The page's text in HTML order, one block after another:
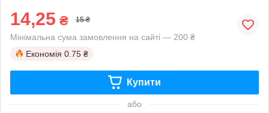
14,25 ₴ 15 ₴
Мінімальна сума замовлення на сайті — 200 ₴
Економія 0.75 ₴
Купити
або